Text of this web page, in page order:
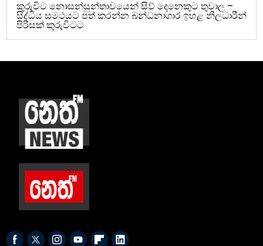
කුරුවිට නොසන්සුන්තාවයෙන් සිව් දෙනෙකුට තුවාල –
සිද්ධිය සමථයට පත් කරන්න බන්ධනාගාර ඉහළ නිලධාරීන්
පිරිසක් කුරුවිටට